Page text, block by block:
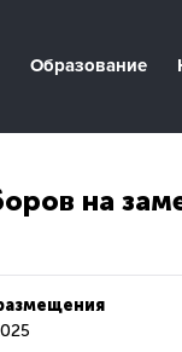
Образование
на